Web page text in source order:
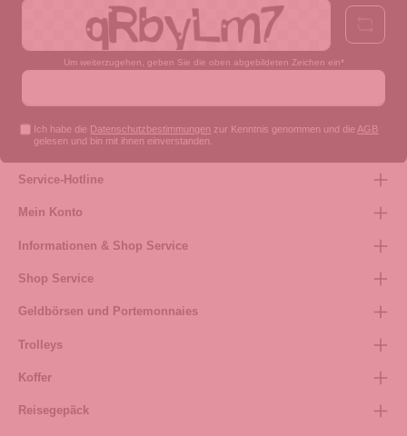
Um weiterzugehen, geben Sie die oben abgebildeten Zeichen ein*
Ich habe die Datenschutzbestimmungen zur Kenntnis genommen und die AGB
gelesen und bin mit ihnen einverstanden.
Service-Hotline
Mein Konto
Informationen & Shop Service
Shop Service
Geldbörsen und Portemonnaies
Trolleys
Koffer
Reisegepäck